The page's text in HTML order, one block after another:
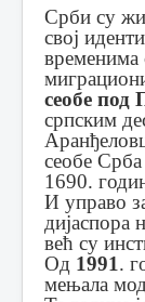
Срби су
свој
временима
сеобе
српским
сеобе Срба
1690.
И управо
дијаспора
већ су
Од 1991.
мењала